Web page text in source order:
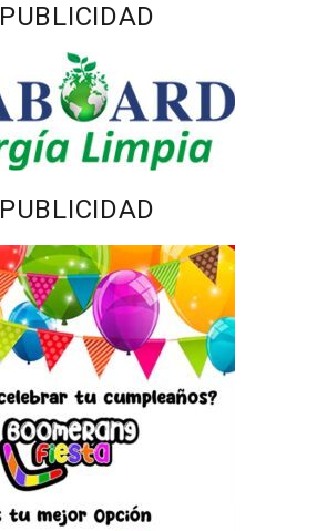
PUBLICIDAD
PUBLICIDAD